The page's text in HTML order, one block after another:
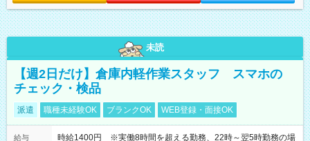
未読
【週2日だけ】倉庫内軽作業スタッフ スマホの
チェック・検品
派遣 職種未経験OK ブランクOK WEB登録・面接OK
給与
時給1400円 ※実働8時間を超える勤務、22時～翌5時勤務の場